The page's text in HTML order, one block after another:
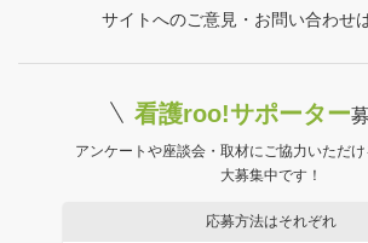
サイトへのご意見・お問い合わせ
看護roo!サポーター
アンケートや座談会・取材にご協力いただけ
大募集中です！
応募方法はそれぞれ